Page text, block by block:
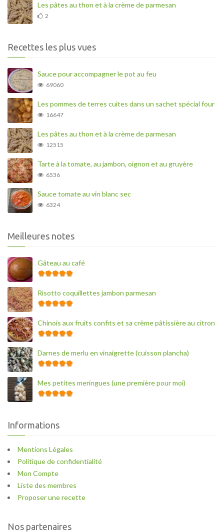
Les pâtes au thon et à la crème de parmesan
2
Recettes les plus vues
Sauce pour accompagner le pot au feu
69060
Les pommes de terres cuites dans un sachet spécial four
16647
Les pâtes au thon et à la crème de parmesan
12515
Tarte à la tomate, au jambon, oignon et au gruyère
6536
Sauce tomate au vin blanc sec
6324
Meilleures notes
Gâteau au café
Risotto coquillettes jambon parmesan
Chinois aux fruits confits et sa crème pâtissière au citron
Darnes de merlu en vinaigrette (cuisson plancha)
Mes petites meringues (une première pour moi)
Informations
Mentions Légales
Politique de confidentialité
Mon Compte
Liste des membres
Proposer une recette
Nos partenaires